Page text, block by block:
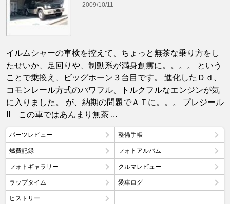
2009/10/11
イルムシャーの車検を控えて、ちょっと無茶な乗り方をし
たせいか、足回りや、制動系が満身創痍に。。。。 という
ことで乗換え、ビッグホーン３台目です。 進化したＤｄ、
コモンレール方式のパワフル、トルクフルなエンジンが気
に入りました。 が、納期の問題でＡＴに。。。 プレジール
II この車ではあんまり無茶 ...
パーツレビュー 整備手帳
燃費記録 フォトアルバム
フォトギャラリー クルマレビュー
ラップタイム 愛車ログ
ヒストリー